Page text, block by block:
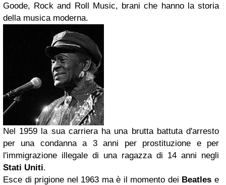
Goode, Rock and Roll Music, brani che hanno la storia
della musica moderna.
Nel 1959 la sua carriera ha una brutta battuta d'arresto
per una condanna a 3 anni per prostituzione e per
l'immigrazione illegale di una ragazza di 14 anni negli
Stati Uniti.
Esce di prigione nel 1963 ma è il momento dei Beatles e